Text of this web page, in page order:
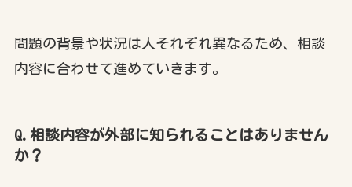
問題の背景や状況は人それぞれ異なるため、相談
内容に合わせて進めていきます。
Q.相談内容が外部に知られることはありません
か？